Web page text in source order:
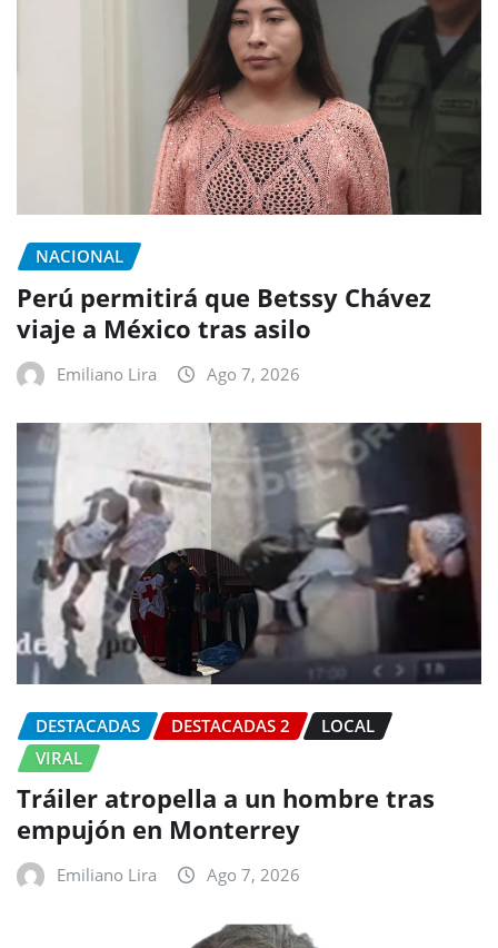
NACIONAL
Perú permitirá que Betssy Chávez
viaje a México tras asilo
Emiliano Lira Ago 7, 2026
DESTACADAS DESTACADAS 2
LOCAL
VIRAL
Tráiler atropella a un hombre tras
empujón en Monterrey
Emiliano Lira Ago 7, 2026